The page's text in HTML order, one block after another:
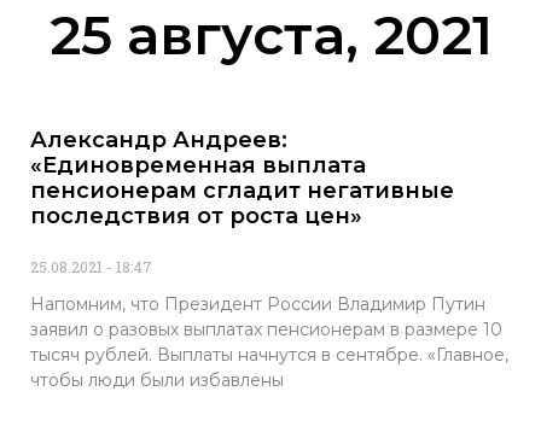
25 августа, 2021
Александр Андреев:
«Единовременная выплата
пенсионерам сгладит негативные
последствия от роста цен»
25.08.2021 18:47
Напомним, что Президент России Владимир Путин
заявил о разовых выплатах пенсионерам в размере 10
тысяч рублей. Выплаты начнутся в сентябре. «Главное,
чтобы люди были избавлены